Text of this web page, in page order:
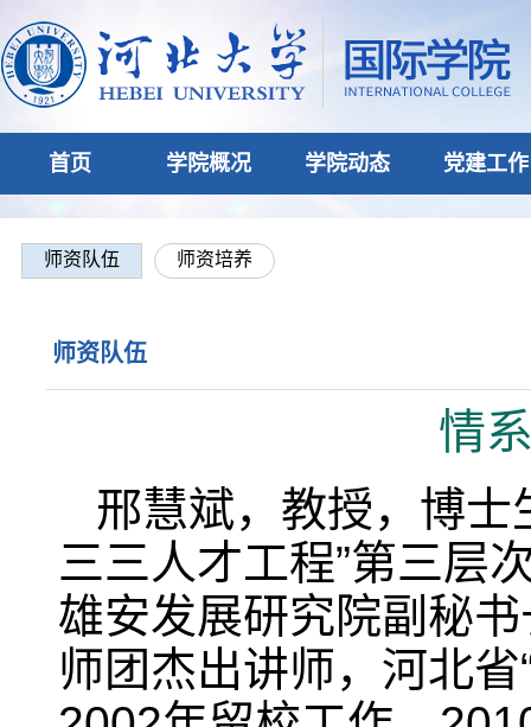
首页 学院概况 学院动态 党建工作
师资队伍 师资培养
师资队伍
情
邢慧斌，教授，博士
三三人才工程”第三层
雄安发展研究院副秘
师团杰出讲师，河北